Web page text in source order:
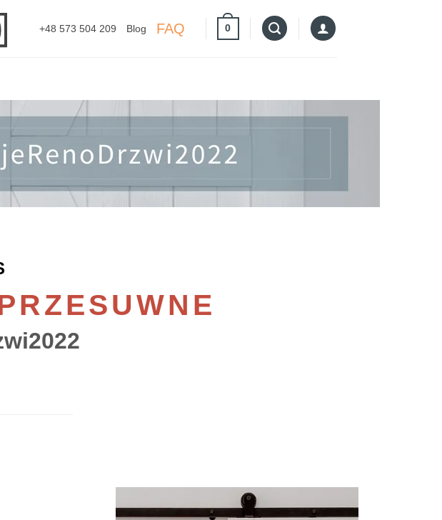
+48 573 504 209 Blog FAQ 0